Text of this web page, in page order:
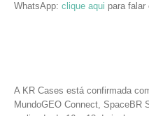
WhatsApp: clique aqui para falar
A KR Cases está confirmada
MundoGEO Connect, SpaceBR